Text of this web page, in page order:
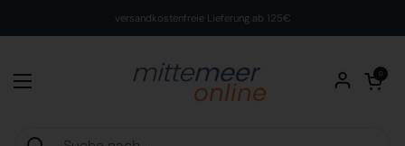
versandkostenfreie Lieferung ab 125€
Menü öffnen
Warenkorb
0